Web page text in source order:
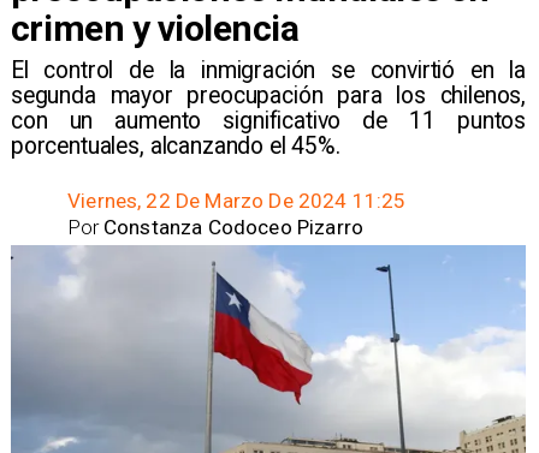
crimen y violencia
El control de la inmigración se convirtió en la
segunda mayor preocupación para los chilenos,
con un aumento significativo de 11 puntos
porcentuales, alcanzando el 45%.
Viernes, 22 De Marzo De 2024 11:25
Constanza Codoceo Pizarro
Por